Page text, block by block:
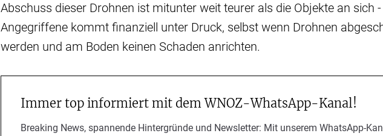
Abschuss dieser Drohnen ist mitunter weit teurer als die Objekte an sich
Angegriffene kommt finanziell unter Druck, selbst wenn Drohnen
werden und am Boden keinen Schaden anrichten.
Immer top informiert mit dem WNOZ-WhatsApp-Kanal!
Breaking News, spannende Hintergründe und Newsletter: Mit unserem WhatsApp-